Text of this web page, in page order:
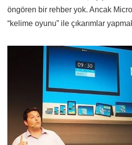
öngören bir rehber yok. Ancak
“kelime oyunu” ile çıkarımlar